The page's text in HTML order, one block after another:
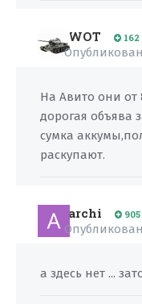
WOT 162
На Авито они от
дорогая объява
сумка
раскупают.
archi 905
а здесь нет ...